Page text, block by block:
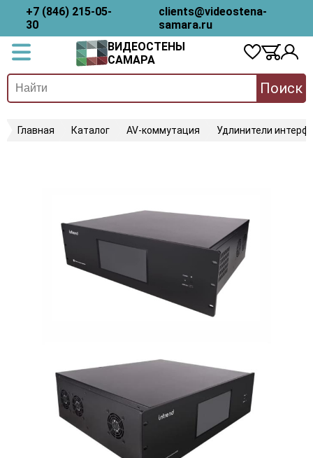
+7 (846) 215-05-
30
clients@videostena-
samara.ru
ВИДЕОСТЕНЫ
САМАРА
Поиск
Главная Каталог AV-коммутация Удлинители